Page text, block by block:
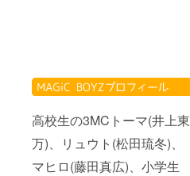
高校生の3MCトーマ(井上東
万)、リュウト(松田琉冬)、
マヒロ(藤田真広)、小学生